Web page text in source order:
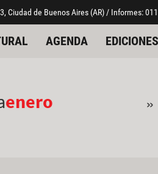
Ciudad de Buenos Aires (AR) / Informes:
AGENDA EDICIONES
enero »